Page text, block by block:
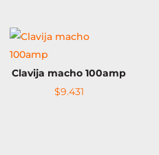
Clavija macho 100amp
$9.431